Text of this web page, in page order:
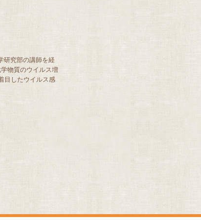
研究部の講師を経
物質のウイルス増
目したウイルス感